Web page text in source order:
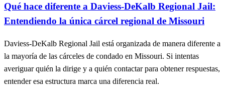
Qué hace diferente a Daviess‑DeKalb Regional Jail:
Entendiendo la única cárcel regional de Missouri
Daviess-DeKalb Regional Jail está organizada de manera diferente a
la mayoría de las cárceles de condado en Missouri. Si intentas
averiguar quién la dirige y a quién contactar para obtener respuestas,
entender esa estructura marca una diferencia real.